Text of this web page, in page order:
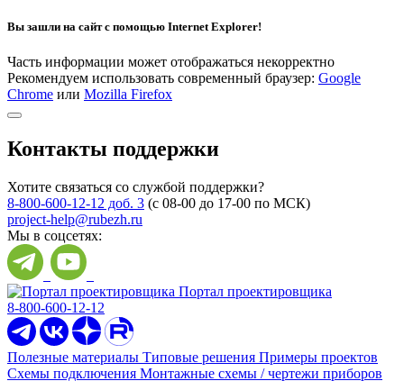
Вы зашли на сайт с помощью Internet Explorer!
Часть информации может отображаться некорректно
Рекомендуем использовать современный браузер: Google
Chrome или Mozilla Firefox
Контакты поддержки
Хотите связаться со службой поддержки?
8-800-600-12-12 доб. 3 (с 08-00 до 17-00 по МСК)
project-help@rubezh.ru
Мы в соцсетях:
Портал проектировщика
8-800-600-12-12
Полезные материалы Типовые решения Примеры проектов
Схемы подключения Монтажные схемы / чертежи приборов